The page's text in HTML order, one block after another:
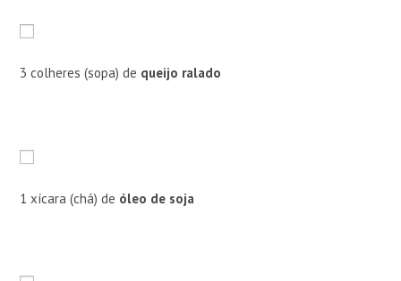
3 colheres (sopa) de queijo ralado
1 xícara (chá) de óleo de soja